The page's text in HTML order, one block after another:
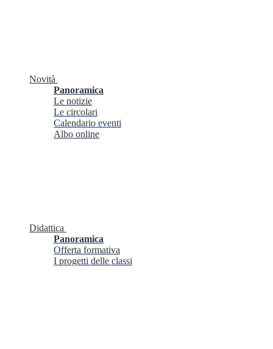
Novità
Panoramica
Le notizie
Le circolari
Calendario eventi
Albo online
Didattica
Panoramica
Offerta formativa
I progetti delle classi